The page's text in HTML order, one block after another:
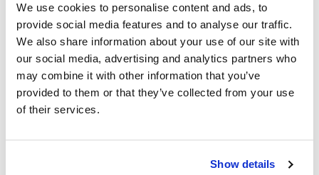
We use cookies to personalise content and ads, to
provide social media features and to analyse our traffic.
We also share information about your use of our site with
our social media, advertising and analytics partners who
may combine it with other information that you’ve
provided to them or that they’ve collected from your use
of their services.
Show details
NINA NORRGÅRD
Välplanerad och ljus 4 rum och kök i ett vackert
jugendhus (1908) i Ulrikasborg. Högt i tak, stora
fönster och ljusa plankgolv skapar en ljus och rymlig
känsla. Tre sovrum, stort badrum (stambyte 2016) samt
separat wc. Välskött bostadsbolag på egen tomt. Närhet
till parker, caféer och havet.
Ota yhteyttä ja sovi yksittäisesittelyyn aika,